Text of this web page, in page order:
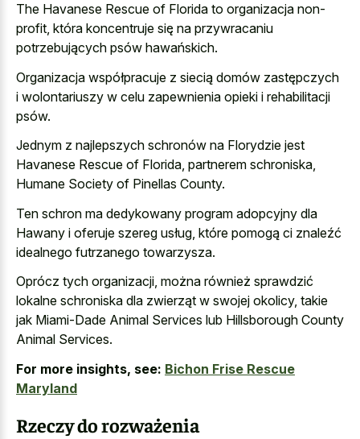
The Havanese Rescue of Florida to organizacja non-
profit, która koncentruje się na przywracaniu
potrzebujących psów hawańskich.
Organizacja współpracuje z siecią domów zastępczych
i wolontariuszy w celu zapewnienia opieki i rehabilitacji
psów.
Jednym z najlepszych schronów na Florydzie jest
Havanese Rescue of Florida, partnerem schroniska,
Humane Society of Pinellas County.
Ten schron ma dedykowany program adopcyjny dla
Hawany i oferuje szereg usług, które pomogą ci znaleźć
idealnego futrzanego towarzysza.
Oprócz tych organizacji, można również sprawdzić
lokalne schroniska dla zwierząt w swojej okolicy, takie
jak Miami-Dade Animal Services lub Hillsborough County
Animal Services.
For more insights, see: Bichon Frise Rescue
Maryland
Rzeczy do rozważenia